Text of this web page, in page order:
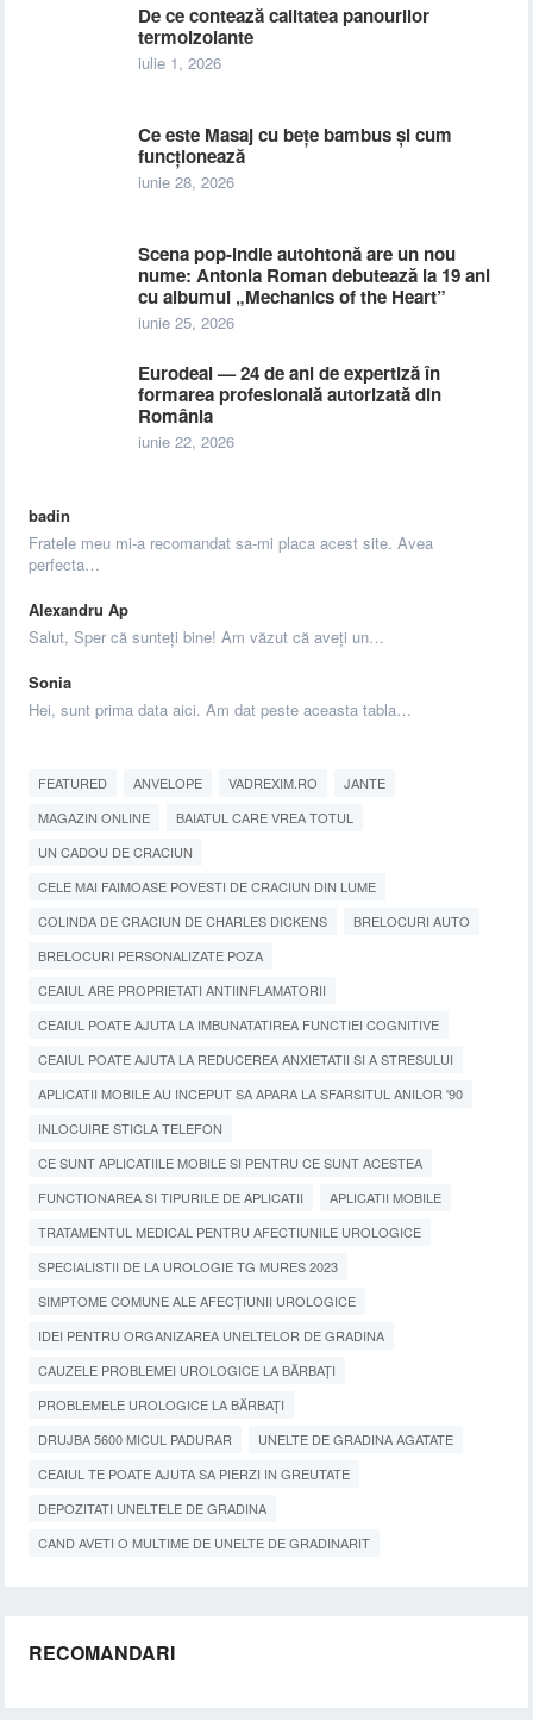
De ce contează calitatea panourilor
termoizolante
iulie 1, 2026
Ce este Masaj cu bețe bambus și cum
funcționează
iunie 28, 2026
Scena pop-indie autohtonă are un nou
nume: Antonia Roman debutează la 19 ani
cu albumul „Mechanics of the Heart”
iunie 25, 2026
Eurodeal — 24 de ani de expertiză în
formarea profesională autorizată din
România
iunie 22, 2026
badin
Fratele meu mi-a recomandat sa-mi placa acest site. Avea
perfecta…
Alexandru Ap
Salut, Sper că sunteți bine! Am văzut că aveți un…
Sonia
Hei, sunt prima data aici. Am dat peste aceasta tabla…
FEATURED ANVELOPE VADREXIM.RO
JANTE
MAGAZIN ONLINE
BAIATUL CARE VREA TOTUL
UN CADOU DE CRACIUN
CELE MAI FAIMOASE POVESTI DE CRACIUN DIN LUME
COLINDA DE CRACIUN DE CHARLES DICKENS
BRELOCURI AUTO
BRELOCURI PERSONALIZATE POZA
CEAIUL ARE PROPRIETATI ANTIINFLAMATORII
CEAIUL POATE AJUTA LA IMBUNATATIREA FUNCTIEI COGNITIVE
CEAIUL POATE AJUTA LA REDUCEREA ANXIETATII SI A STRESULUI
APLICATII MOBILE AU INCEPUT SA APARA LA SFARSITUL ANILOR '90
INLOCUIRE STICLA TELEFON
CE SUNT APLICATIILE MOBILE SI PENTRU CE SUNT ACESTEA
FUNCTIONAREA SI TIPURILE DE APLICATII
APLICATII MOBILE
TRATAMENTUL MEDICAL PENTRU AFECTIUNILE UROLOGICE
SPECIALISTII DE LA UROLOGIE TG MURES 2023
SIMPTOME COMUNE ALE AFECȚIUNII UROLOGICE
IDEI PENTRU ORGANIZAREA UNELTELOR DE GRADINA
CAUZELE PROBLEMEI UROLOGICE LA BĂRBAȚI
PROBLEMELE UROLOGICE LA BĂRBAȚI
DRUJBA 5600 MICUL PADURAR
UNELTE DE GRADINA AGATATE
CEAIUL TE POATE AJUTA SA PIERZI IN GREUTATE
DEPOZITATI UNELTELE DE GRADINA
CAND AVETI O MULTIME DE UNELTE DE GRADINARIT
RECOMANDARI